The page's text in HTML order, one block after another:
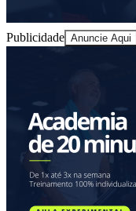
Publicidade Anuncie Aqui